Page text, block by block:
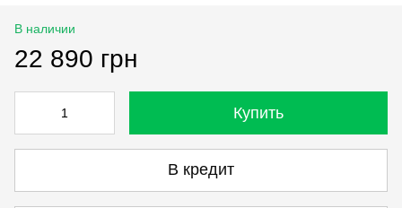
В наличии
22 890 грн
Купить
В кредит